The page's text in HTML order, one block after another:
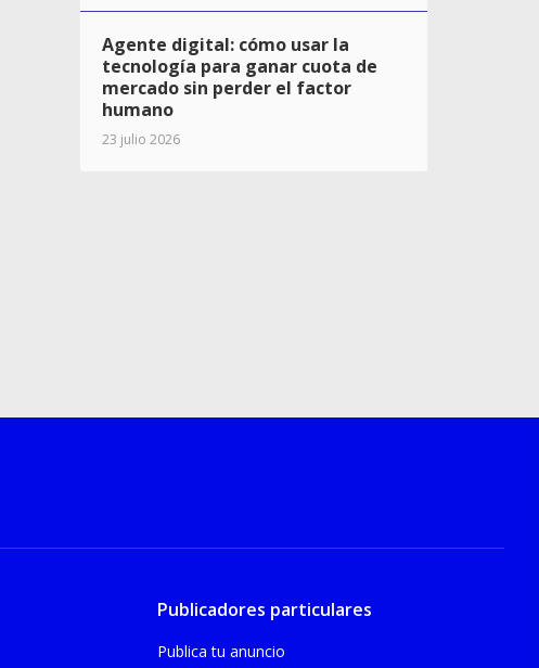
Agente digital: cómo usar la
tecnología para ganar cuota de
mercado sin perder el factor
humano
23 julio 2026
Publicadores particulares
Publica tu anuncio